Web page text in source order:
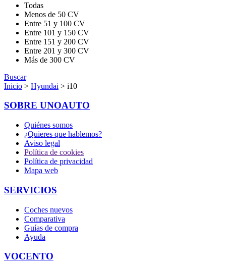
Todas
Menos de 50 CV
Entre 51 y 100 CV
Entre 101 y 150 CV
Entre 151 y 200 CV
Entre 201 y 300 CV
Más de 300 CV
Buscar
Inicio > Hyundai > i10
SOBRE UNOAUTO
Quiénes somos
¿Quieres que hablemos?
Aviso legal
Política de cookies
Política de privacidad
Mapa web
SERVICIOS
Coches nuevos
Comparativa
Guías de compra
Ayuda
VOCENTO